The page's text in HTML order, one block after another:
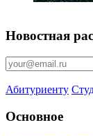
Новостная
Абитуриенту
Основное